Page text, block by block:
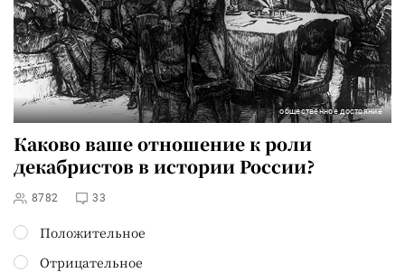
общественное достояние
Каково ваше отношение к роли
декабристов в истории России?
8782 33
Положительное
Отрицательное